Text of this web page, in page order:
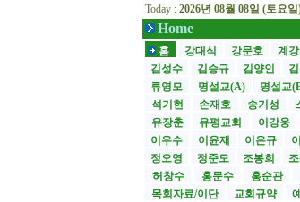
Today : 2026년 08월 08일 (토요
Home
홈
강대식 강문호 계
김성수
김승규 김양인
류영모
명설교(A) 명설교
석기현
손재호 송기성
유장춘
유평교회 이강웅
이우수
이윤재 이은규
정오영
정준모 조봉희
허창수
홍문수 홍순관
목회자료/이단
교회규약